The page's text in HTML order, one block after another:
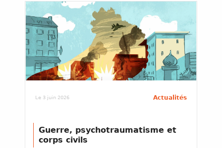
Le 3 juin 2026 Actualités
Guerre, psychotraumatisme et
corps civils